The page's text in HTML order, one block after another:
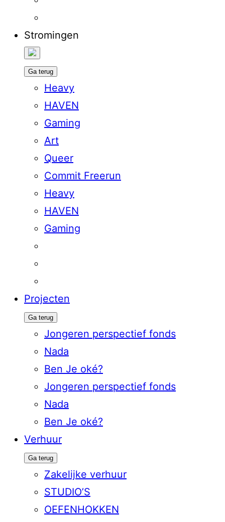
Stromingen
Ga terug
Heavy
HAVEN
Gaming
Art
Queer
Commit Freerun
Heavy
HAVEN
Gaming
Projecten
Ga terug
Jongeren perspectief fonds
Nada
Ben Je oké?
Jongeren perspectief fonds
Nada
Ben Je oké?
Verhuur
Ga terug
Zakelijke verhuur
STUDIO’S
OEFENHOKKEN